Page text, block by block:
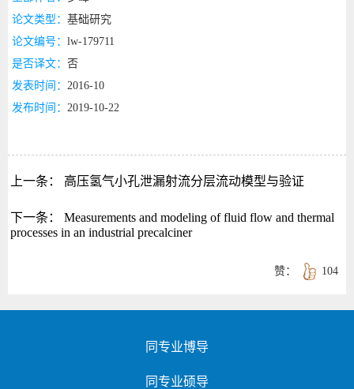
论文类型： 基础研究
论文编号： lw-179711
是否译文： 否
发表时间： 2016-10
发布时间： 2019-10-22
上一条： 高压氢气小孔泄漏射流分层流动模型与验证
下一条：
Measurements and modeling of fluid flow and thermal
processes in an industrial precalciner
104
赞：
同专业博导
同专业硕导